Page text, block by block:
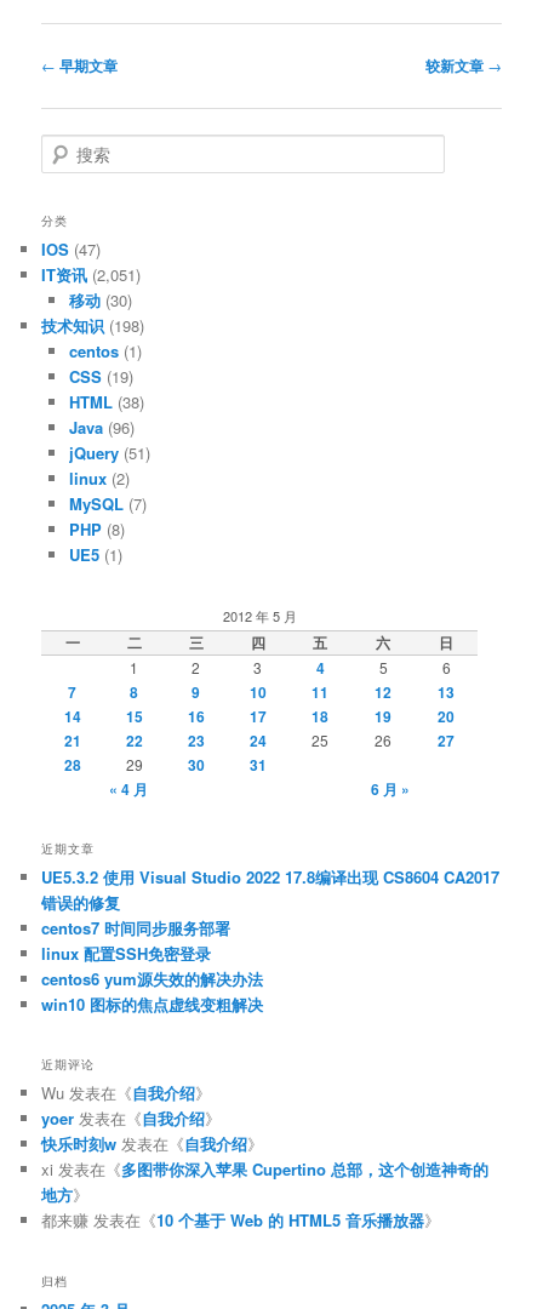
文
导
航
← 早期文章 较新文章 →
搜
索
分类
IOS (47)
IT资讯 (2,051)
移动(30)
技术知识 (198)
centos(1)
CSS(19)
HTML(38)
Java(96)
jQuery(51)
linux(2)
MySQL(7)
PHP(8)
UE5(1)
2012 年 5 月
一 二 三 四 五 六 日
1 2 3 4 5 6
7 8 9 10 11 12
13
14
15 16 17 18 19
20
21
22 23 24 25 26
27
28
29 30
31
« 4 月
6 月 »
近期文章
UE5.3.2 使用 Visual Studio 2022 17.8编译出现 CS8604 CA2017
错误的修复
centos7 时间同步服务部署
linux 配置SSH免密登录
centos6 yum源失效的解决办法
win10 图标的焦点虚线变粗解决
近期评论
Wu 发表在《自我介绍》
yoer 发表在《自我介绍》
快乐时刻w 发表在《自我介绍》
xi 发表在《多图带你深入苹果 Cupertino 总部，这个创造神奇的
地方》
都来赚 发表在《10 个基于 Web 的 HTML5 音乐播放器》
归档